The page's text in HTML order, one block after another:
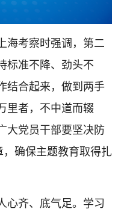
海考察时强调，第二
标准不降、劲头不
结合起来，做到两手
里者，不中道而辍
大党员干部要坚决防
，确保主题教育取得扎
心齐、底气足。学习